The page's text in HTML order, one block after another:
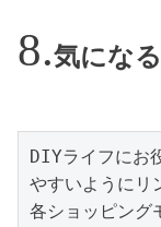
気にな
DIYライフにお
やすいようにリ
各ショッピング